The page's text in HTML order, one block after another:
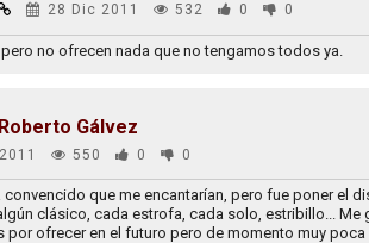
28 Dic 2011 532 0 0
no ofrecen nada que no tengamos todos ya.
Roberto Gálvez
550 0 0
que me encantarían, pero fue poner el
clásico, cada estrofa, cada solo, estribillo...
por ofrecer en el futuro pero de momento muy poca